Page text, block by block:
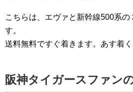
こちらは、エヴァと新幹線500系
す。
送料無料ですぐ着きます。あす着
阪神タイガースファン